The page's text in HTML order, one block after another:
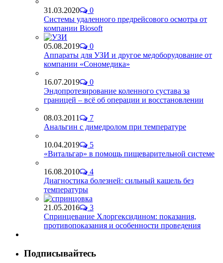
31.03.2020
0
Системы удаленного предрейсового осмотра от
компании Biosoft
05.08.2019
0
Аппараты для УЗИ и другое медоборудование от
компании «Сономедика»
16.07.2019
0
Эндопротезирование коленного сустава за
границей – всё об операции и восстановлении
08.03.2011
7
Анальгин с димедролом при температуре
10.04.2019
5
«Витальгар» в помощь пищеварительной системе
16.08.2010
4
Диагностика болезней: сильный кашель без
температуры
21.05.2016
3
Спринцевание Хлоргексидином: показания,
противопоказания и особенности проведения
Подписывайтесь